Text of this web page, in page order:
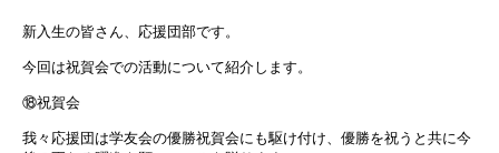
新入生の皆さん、応援団部です。
今回は祝賀会での活動について紹介します。
⑱祝賀会
我々応援団は学友会の優勝祝賀会にも駆け付け、優勝を祝うと共に今